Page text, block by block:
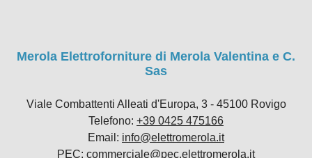
Merola Elettroforniture di Merola Valentina e C.
Sas
Viale Combattenti Alleati d'Europa, 3 - 45100 Rovigo
Telefono: +39 0425 475166
Email: info@elettromerola.it
PEC: commerciale@pec.elettromerola.it